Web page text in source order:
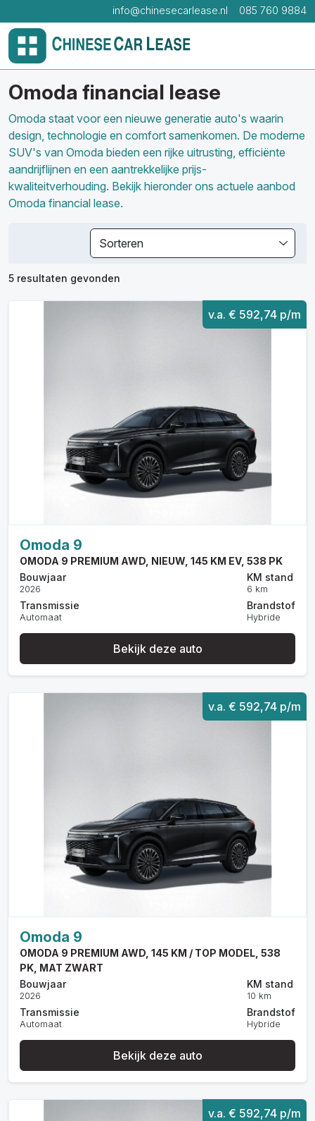
info@chinesecarlease.nl 085 760 9884
Omoda financial lease
Omoda staat voor een nieuwe generatie auto's waarin
design, technologie en comfort samenkomen. De moderne
SUV's van Omoda bieden een rijke uitrusting, efficiënte
aandrijflijnen en een aantrekkelijke prijs-
kwaliteitverhouding. Bekijk hieronder ons actuele aanbod
Omoda financial lease.
Sorteren
5 resultaten gevonden
v.a. € 592,74 p/m
Omoda 9
OMODA 9 PREMIUM AWD, NIEUW, 145 KM EV, 538 PK
Bouwjaar
2026
Transmissie
Automaat
KM stand
6 km
Brandstof
Hybride
Bekijk deze auto
v.a. € 592,74 p/m
Omoda 9
OMODA 9 PREMIUM AWD, 145 KM / TOP MODEL, 538
PK, MAT ZWART
Bouwjaar
2026
Transmissie
Automaat
KM stand
10 km
Brandstof
Hybride
Bekijk deze auto
v.a. € 592,74 p/m